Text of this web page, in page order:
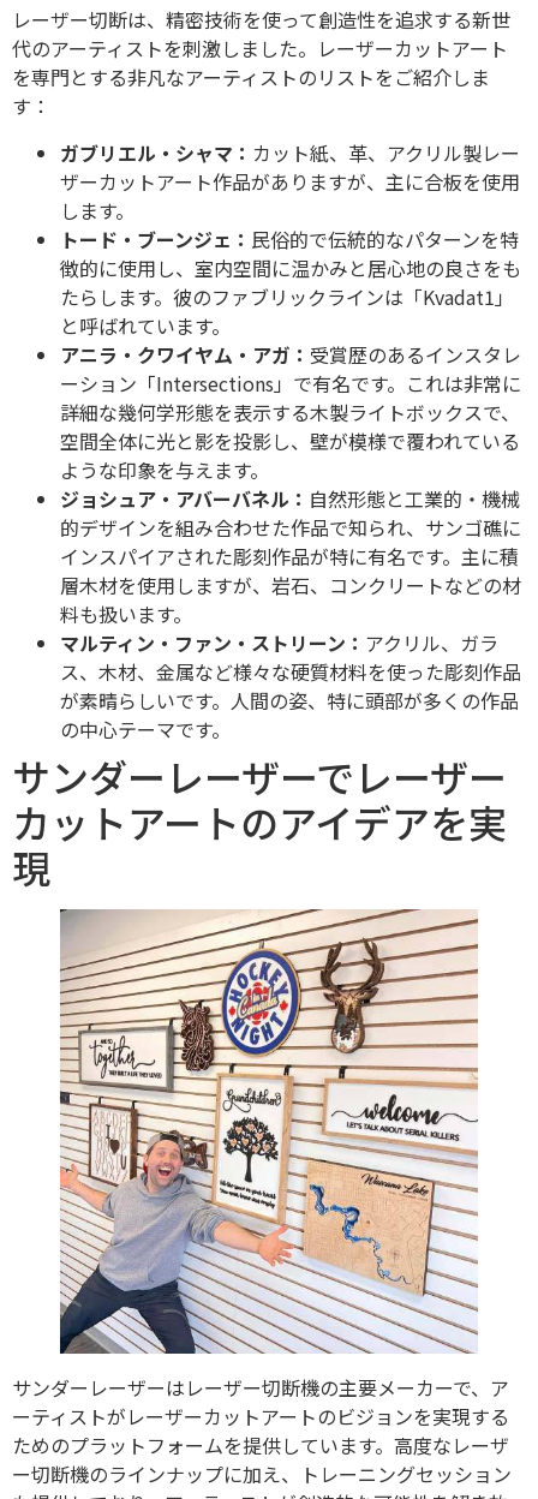
レーザー切断は、精密技術を使って創造性を追求する新世
代のアーティストを刺激しました。レーザーカットアート
を専門とする非凡なアーティストのリストをご紹介しま
す：
ガブリエル・シャマ： カット紙、革、アクリル製レー
ザーカットアート作品がありますが、主に合板を使用
します。
トード・ブーンジェ： 民俗的で伝統的なパターンを特
徴的に使用し、室内空間に温かみと居心地の良さをも
たらします。彼のファブリックラインは「Kvadat1」
と呼ばれています。
アニラ・クワイヤム・アガ： 受賞歴のあるインスタレ
ーション「Intersections」で有名です。これは非常に
詳細な幾何学形態を表示する木製ライトボックスで、
空間全体に光と影を投影し、壁が模様で覆われている
ような印象を与えます。
ジョシュア・アバーバネル： 自然形態と工業的・機械
的デザインを組み合わせた作品で知られ、サンゴ礁に
インスパイアされた彫刻作品が特に有名です。主に積
層木材を使用しますが、岩石、コンクリートなどの材
料も扱います。
マルティン・ファン・ストリーン： アクリル、ガラ
ス、木材、金属など様々な硬質材料を使った彫刻作品
が素晴らしいです。人間の姿、特に頭部が多くの作品
の中心テーマです。
サンダーレーザーでレーザー
カットアートのアイデアを実
現
サンダーレーザーはレーザー切断機の主要メーカーで、ア
ーティストがレーザーカットアートのビジョンを実現する
ためのプラットフォームを提供しています。高度なレーザ
ー切断機のラインナップに加え、トレーニングセッション